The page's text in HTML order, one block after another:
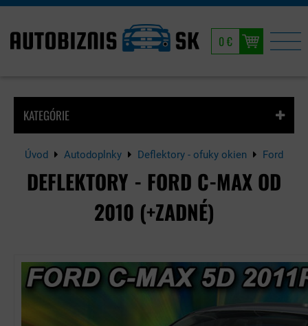
0 €
KATEGÓRIE
Úvod Autodoplnky Deflektory - ofuky okien Ford
DEFLEKTORY - FORD C-MAX OD
2010 (+ZADNÉ)